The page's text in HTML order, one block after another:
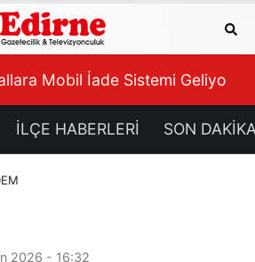
Mobil İade Sistemi Geliyor -
İLÇE HABERLERİ SON
2026 - 16:32